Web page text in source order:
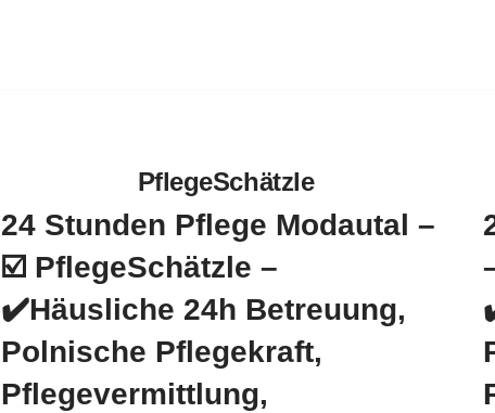
PflegeSchätzle
24 Stunden Pflege Modautal –
☑️ PflegeSchätzle –
✔️Häusliche 24h Betreuung,
Polnische Pflegekraft,
Pflegevermittlung,